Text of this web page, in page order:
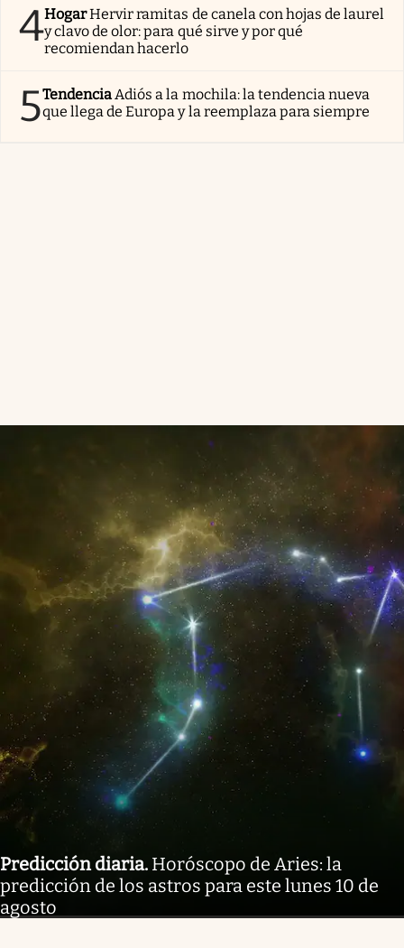
4HogarHervir ramitas de canela con hojas de laurel
y clavo de olor: para qué sirve y por qué
recomiendan hacerlo
5TendenciaAdiós a la mochila: la tendencia nueva
que llega de Europa y la reemplaza para siempre
Predicción diaria. Horóscopo de Aries: la
predicción de los astros para este lunes 10 de
agosto